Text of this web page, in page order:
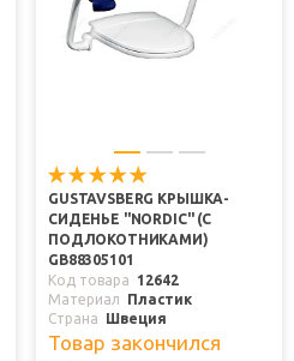
GUSTAVSBERG КРЫШКА-
СИДЕНЬЕ "NORDIC" (С
ПОДЛОКОТНИКАМИ)
GB88305101
Код товара
12642
Материал
Пластик
Страна
Швеция
Товар закончился